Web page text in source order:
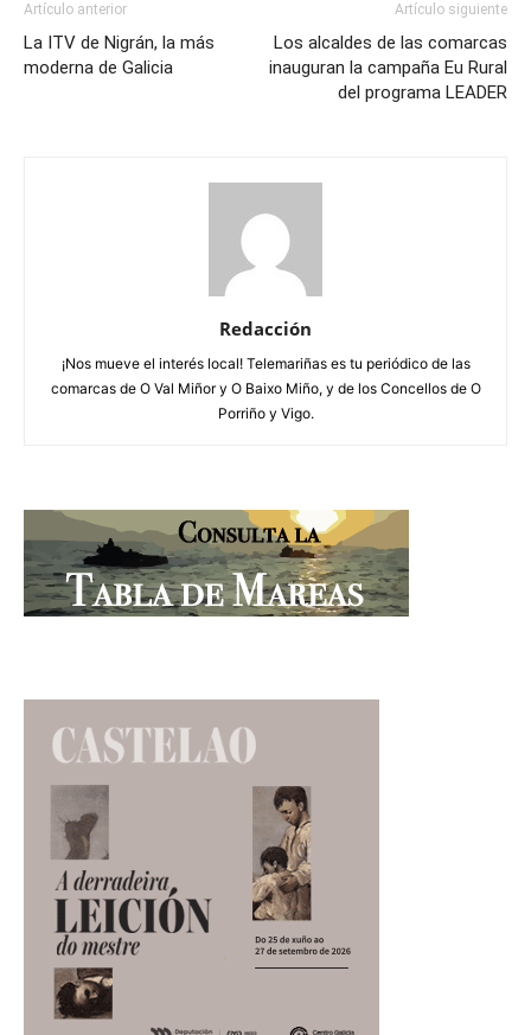
Artículo anterior
La ITV de Nigrán, la más
moderna de Galicia
Artículo siguiente
Los alcaldes de las comarcas
inauguran la campaña Eu Rural
del programa LEADER
Redacción
¡Nos mueve el interés local! Telemariñas es tu periódico de las
comarcas de O Val Miñor y O Baixo Miño, y de los Concellos de O
Porriño y Vigo.